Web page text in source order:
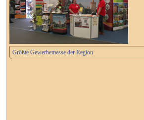
Größte Gewerbemesse der Region